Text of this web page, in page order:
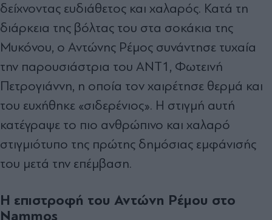
δείχνοντας ευδιάθετος και χαλαρός. Κατά τη
διάρκεια της βόλτας του στα σοκάκια της
Μυκόνου, ο Αντώνης Ρέμος συνάντησε τυχαία
την παρουσιάστρια του ΑΝΤ1, Φωτεινή
Πετρογιάννη, η οποία τον χαιρέτησε θερμά και
του ευχήθηκε «σιδερένιος». Η στιγμή αυτή
κατέγραψε το πιο ανθρώπινο και χαλαρό
στιγμιότυπο της πρώτης δημόσιας εμφάνισής
του μετά την επέμβαση.
Η επιστροφή του Αντώνη Ρέμου στο
Nammos